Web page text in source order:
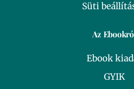
Süti
Az
Ebook
GYIK